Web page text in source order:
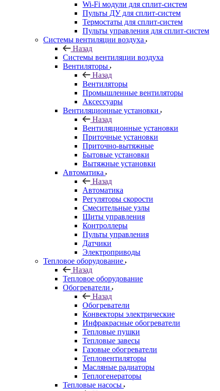
Wi-Fi модули для сплит-систем
Пульты ДУ для сплит-систем
Термостаты для сплит-систем
Пульты управления для сплит-систем
Системы вентиляции воздуха
Назад
Системы вентиляции воздуха
Вентиляторы
Назад
Вентиляторы
Промышленные вентиляторы
Аксессуары
Вентиляционные установки
Назад
Вентиляционные установки
Приточные установки
Приточно-вытяжные
Бытовые установки
Вытяжные установки
Автоматика
Назад
Автоматика
Регуляторы скорости
Смесительные узлы
Щиты управления
Контроллеры
Пульты управления
Датчики
Электроприводы
Тепловое оборудование
Назад
Тепловое оборудование
Обогреватели
Назад
Обогреватели
Конвекторы электрические
Инфракрасные обогреватели
Тепловые пушки
Тепловые завесы
Газовые обогреватели
Тепловентиляторы
Масляные радиаторы
Теплогенераторы
Тепловые насосы